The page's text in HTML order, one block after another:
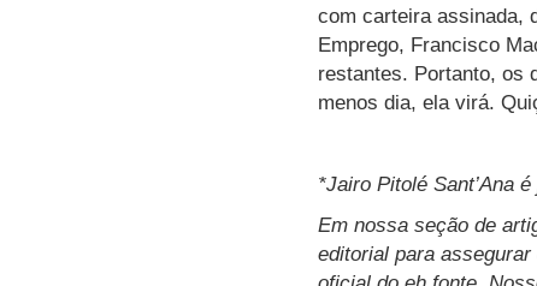
com carteira assinada,
Emprego, Francisco
restantes. Portanto, os
menos dia, ela virá.
*Jairo Pitolé Sant’Ana
Em nossa seção de
editorial para